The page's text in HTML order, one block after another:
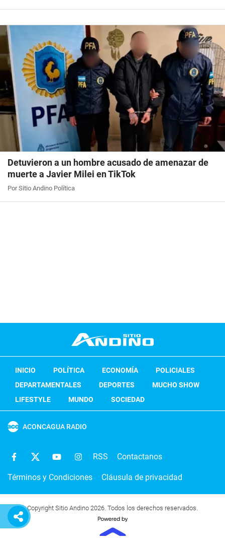
Detuvieron a un hombre acusado de amenazar de
muerte a Javier Milei en TikTok
Por Sitio Andino Política
INICIO POLÍTICA ECONOMÍA
POLICIALES
DEPARTAMENTALES
DEPORTES
MUCHO SHOW
LIFESTYLE
MUNDO SOCIEDAD
ACONCAGUA RADIO
RSS Contactanos
Términos y Condiciones Cláusula de privacidad
Copyright Sitio Andino 2026. Todos los derechos reservados.